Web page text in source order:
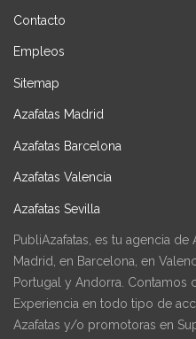
Contacto
Empleos
Sitemap
Azafatas Madrid
Azafatas Barcelona
Azafatas Valencia
Azafatas Sevilla
PubliAzafatas, es tu agencia
Madrid, en Barcelona, en
Portugal y Andorra. Contamos
Experiencia en todo tipo de
Azafatas y/o promotoras en